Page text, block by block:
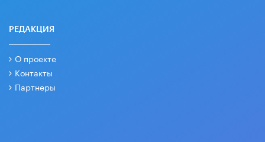
РЕДАКЦИЯ
О проекте
Контакты
Партнеры